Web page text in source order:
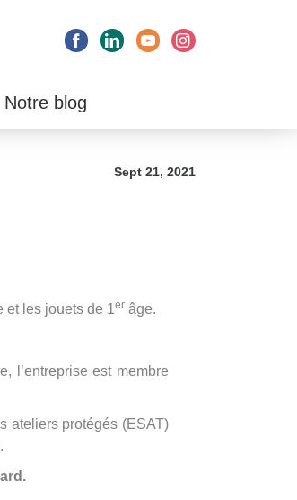
Facebook LinkedInYouTubeInstagram
Notre blog
Sept 21, 2021
et les jouets de 1er âge.
l’entreprise est membre
ateliers protégés (ESAT)